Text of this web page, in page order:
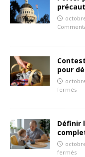
pour
fermés
Définir
fermés